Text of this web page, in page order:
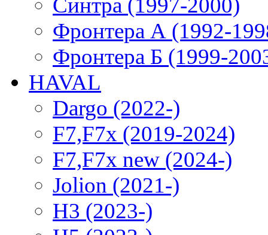
Синтра (1997-2000)
Фронтера А (1992-
Фронтера Б (1999-
HAVAL
Dargo (2022-)
F7,F7x (2019-2024)
F7,F7x new (2024-)
Jolion (2021-)
H3 (2023-)